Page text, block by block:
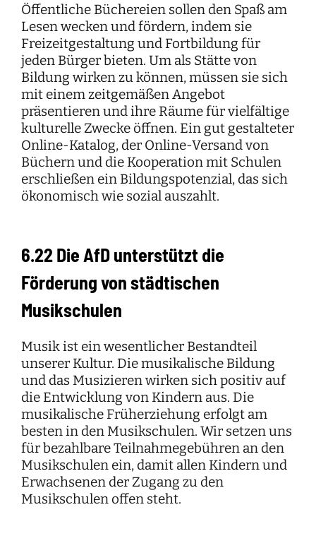
Öffentliche Büchereien sollen den Spaß am
Lesen wecken und fördern, indem sie
Freizeitgestaltung und Fortbildung für
jeden Bürger bieten. Um als Stätte von
Bildung wirken zu können, müssen sie sich
mit einem zeitgemäßen Angebot
präsentieren und ihre Räume für vielfältige
kulturelle Zwecke öffnen. Ein gut gestalteter
Online-Katalog, der Online-Versand von
Büchern und die Kooperation mit Schulen
erschließen ein Bildungspotenzial, das sich
ökonomisch wie sozial auszahlt.
6.22 Die AfD unterstützt die
Förderung von städtischen
Musikschulen
Musik ist ein wesentlicher Bestandteil
unserer Kultur. Die musikalische Bildung
und das Musizieren wirken sich positiv auf
die Entwicklung von Kindern aus. Die
musikalische Früherziehung erfolgt am
besten in den Musikschulen. Wir setzen uns
für bezahlbare Teilnahmegebühren an den
Musikschulen ein, damit allen Kindern und
Erwachsenen der Zugang zu den
Musikschulen offen steht.